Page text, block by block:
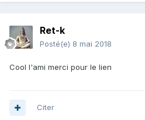
Ret-k
Posté(e) 8 mai 2018
Cool l'ami merci pour le lien
Citer